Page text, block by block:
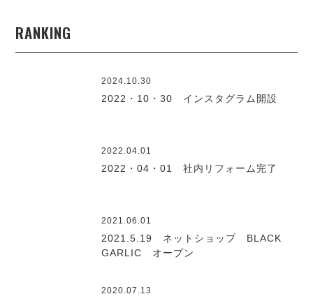
RANKING
2024.10.30
2022・10・30 インスタグラム開設
2022.04.01
2022・04・01 社内リフォーム完了
2021.06.01
2021.5.19 ネットショップ BLACK
GARLIC オープン
2020.07.13